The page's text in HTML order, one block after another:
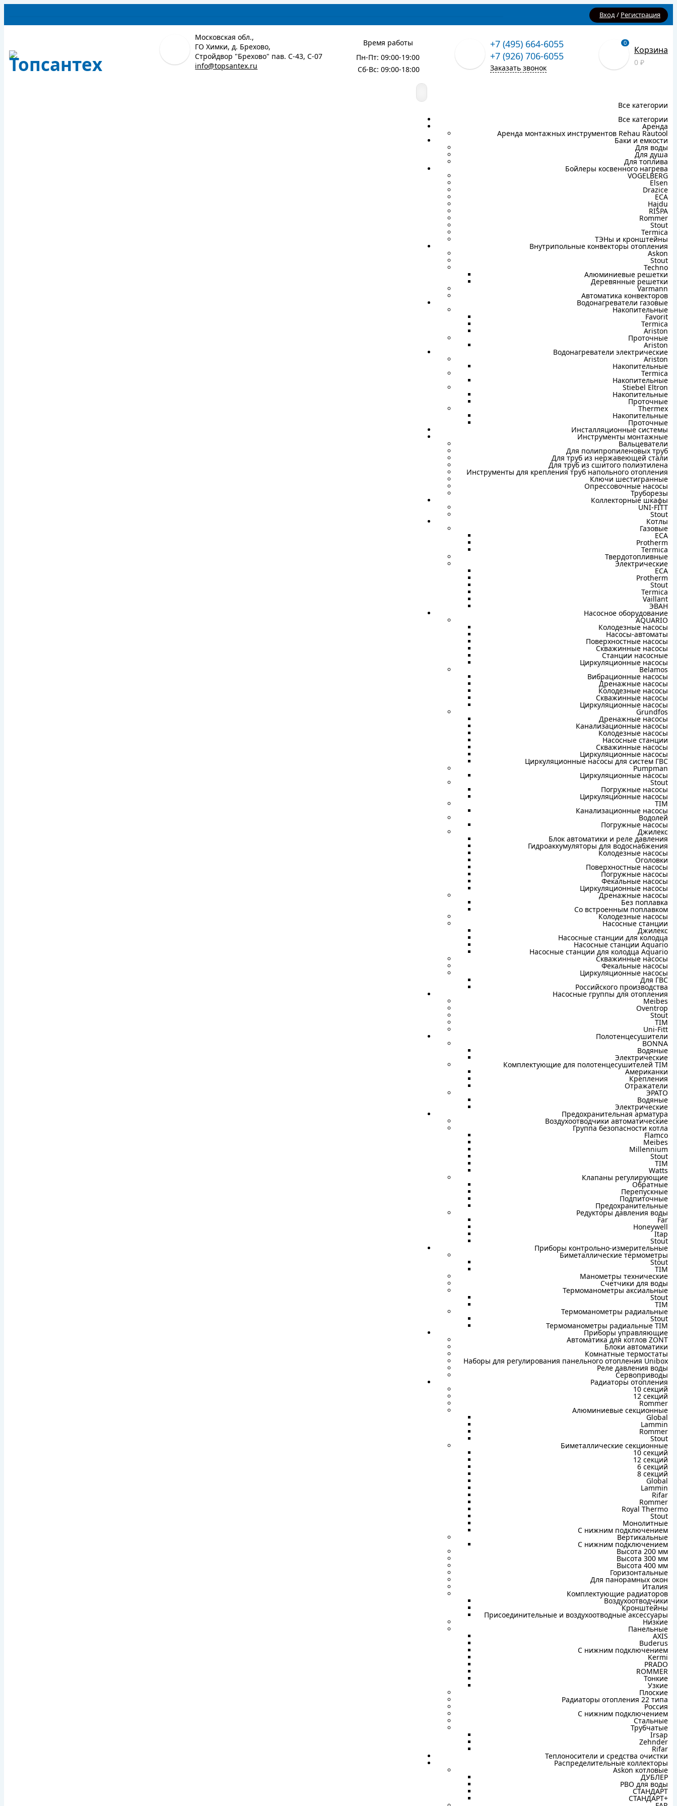
Вход/ Регистрация
Московская обл.,
ГО Химки, д. Брехово,
Стройдвор "Брехово" пав. С-43, С-07
info@topsantex.ru
Время работы
Пн-Пт: 09:00-19:00
Сб-Вс: 09:00-18:00
+7 (495) 664-6055
+7 (926) 706-6055
Заказать звонок
0
Корзина
0 ₽
Все категории
Все категории
Аренда
Аренда монтажных инструментов Rehau Rautool
Баки и емкости
Для воды
Для душа
Для топлива
Бойлеры косвенного нагрева
VOGELBERG
Elsen
Drazice
ECA
Hajdu
RISPA
Rommer
Stout
Termica
ТЭНы и кронштейны
Внутрипольные конвекторы отопления
Askon
Stout
Techno
Алюминиевые решетки
Деревянные решетки
Varmann
Автоматика конвекторов
Водонагреватели газовые
Накопительные
Favorit
Termica
Ariston
Проточные
Ariston
Водонагреватели электрические
Ariston
Накопительные
Termica
Накопительные
Stiebel Eltron
Накопительные
Проточные
Thermex
Накопительные
Проточные
Инсталляционные системы
Инструменты монтажные
Вальцеватели
Для полипропиленовых труб
Для труб из нержавеющей стали
Для труб из сшитого полиэтилена
Инструменты для крепления труб напольного отопления
Ключи шестигранные
Опрессовочные насосы
Труборезы
Коллекторные шкафы
UNI-FITT
Stout
Котлы
Газовые
ECA
Protherm
Termica
Твердотопливные
Электрические
ECA
Protherm
Stout
Termica
Vaillant
ЭВАН
Насосное оборудование
AQUARIO
Колодезные насосы
Насосы-автоматы
Поверхностные насосы
Скважинные насосы
Станции насосные
Циркуляционные насосы
Belamos
Вибрационные насосы
Дренажные насосы
Колодезные насосы
Скважинные насосы
Циркуляционные насосы
Grundfos
Дренажные насосы
Канализационные насосы
Колодезные насосы
Насосные станции
Скважинные насосы
Циркуляционные насосы
Циркуляционные насосы для систем ГВС
Pumpman
Циркуляционные насосы
Stout
Погружные насосы
Циркуляционные насосы
TIM
Канализационные насосы
Водолей
Погружные насосы
Джилекс
Блок автоматики и реле давления
Гидроаккумуляторы для водоснабжения
Колодезные насосы
Оголовки
Поверхностные насосы
Погружные насосы
Фекальные насосы
Циркуляционные насосы
Дренажные насосы
Без поплавка
Со встроенным поплавком
Колодезные насосы
Насосные станции
Джилекс
Насосные станции для колодца
Насосные станции Aquario
Насосные станции для колодца Aquario
Скважинные насосы
Фекальные насосы
Циркуляционные насосы
Для ГВС
Российского производства
Насосные группы для отопления
Meibes
Oventrop
Stout
TIM
Uni-Fitt
Полотенцесушители
BONNA
Водяные
Электрические
Комплектующие для полотенцесушителей TIM
Американки
Крепления
Отражатели
ЭРАТО
Водяные
Электрические
Предохранительная арматура
Воздухоотводчики автоматические
Группа безопасности котла
Flamco
Meibes
Millennium
Stout
TIM
Watts
Клапаны регулирующие
Обратные
Перепускные
Подпиточные
Предохранительные
Редукторы давления воды
Far
Honeywell
Itap
Stout
Приборы контрольно-измерительные
Биметаллические термометры
Stout
TIM
Манометры технические
Счетчики для воды
Термоманометры аксиальные
Stout
TIM
Термоманометры радиальные
Stout
Термоманометры радиальные TIM
Приборы управляющие
Автоматика для котлов ZONT
Блоки автоматики
Комнатные термостаты
Наборы для регулирования панельного отопления Unibox
Реле давления воды
Сервоприводы
Радиаторы отопления
10 секций
12 секций
Rommer
Алюминиевые секционные
Global
Lammin
Rommer
Stout
Биметаллические секционные
10 секций
12 секций
6 секций
8 секций
Global
Lammin
Rifar
Rommer
Royal Thermo
Stout
Монолитные
С нижним подключением
Вертикальные
С нижним подключением
Высота 200 мм
Высота 300 мм
Высота 400 мм
Горизонтальные
Для панорамных окон
Италия
Комплектующие радиаторов
Воздухоотводчики
Кронштейны
Присоединительные и воздухоотводные аксессуары
Низкие
Панельные
AXIS
Buderus
C нижним подключением
Kermi
PRADO
ROMMER
Тонкие
Узкие
Плоские
Радиаторы отопления 22 типа
Россия
С нижним подключением
Стальные
Трубчатые
Irsap
Zehnder
Rifar
Теплоносители и средства очистки
Распределительные коллекторы
Askon котловые
ДУБЛЕР
РВО для воды
СТАНДАРТ
СТАНДАРТ+